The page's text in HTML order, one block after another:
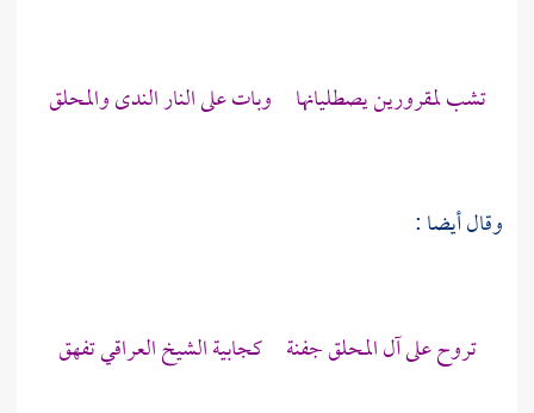
تشب لمقرورين يصطليانها وبات على النار الندى والمحلق
وقال أيضا :
تروح علىآل المحلقجفنة كجابية الشيخ العراقي تفهق